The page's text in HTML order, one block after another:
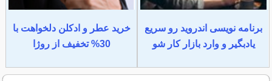
برنامه نویسی اندروید رو سریع
یادبگیر و وارد بازار کار شو
خرید عطر و ادکلن دلخواهت با
30% تخفیف از روژا